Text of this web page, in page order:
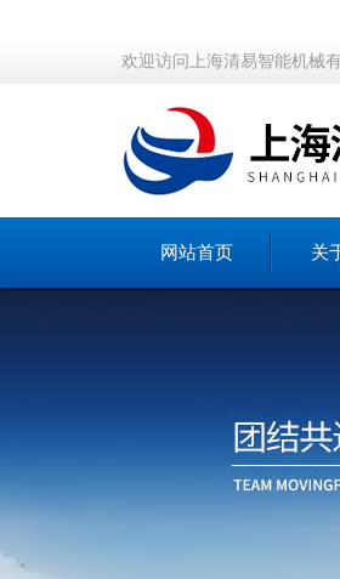
欢迎访问上海清易智能机械
网站首页 关